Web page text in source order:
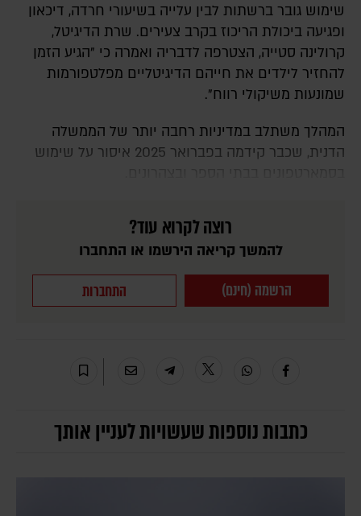
שימוש גובר ברשתות לבין עלייה בשיעורי חרדה, דיכאון
ופגיעה ביכולת הריכוז בקרב צעירים. שרת הדיגיטל,
קרולינה סטייה, הצטרפה לדבריה ואמרה כי "הגיע הזמן
להחזיר לילדים את חייהם הדיגיטליים מפלטפורמות
שמונעות משיקולי רווח".
המהלך משתלב במדיניות רחבה יותר של הממשלה
הדנית, שכבר קידמה בפברואר 2025 איסור על שימוש
רוצה לקרוא עוד?
להמשך קריאה הירשמו או התחברו
הרשמה (חינם) התחברות
כתבות נוספות שעשויות לעניין אותך